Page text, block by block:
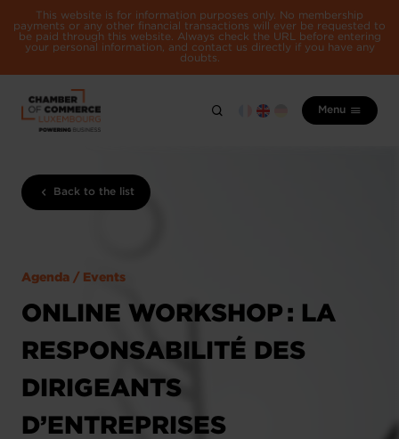
This website is for information purposes only. No membership
payments or any other financial transactions will ever be requested to
be paid through this website. Always check the URL before entering
your personal information, and contact us directly if you have any
doubts.
Menu
Back to the list
Agenda / Events
ONLINE WORKSHOP : LA
RESPONSABILITÉ DES
DIRIGEANTS
D’ENTREPRISES